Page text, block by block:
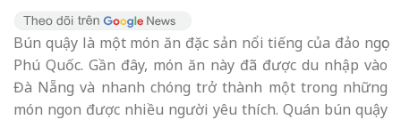
Bún quậy là một món ăn đặc sản nổi tiếng của đảo ngọc
Phú Quốc. Gần đây, món ăn này đã được du nhập vào
Đà Nẵng và nhanh chóng trở thành một trong những
món ngon được nhiều người yêu thích. Quán bún quậy